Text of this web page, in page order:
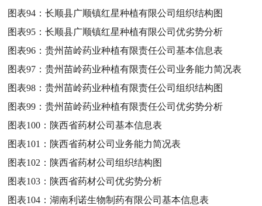
图表94：长顺县广顺镇红星种植有限公司组织结构图
图表95：长顺县广顺镇红星种植有限公司优劣势分析
图表96：贵州苗岭药业种植有限责任公司基本信息表
图表97：贵州苗岭药业种植有限责任公司业务能力简况表
图表98：贵州苗岭药业种植有限责任公司组织结构图
图表99：贵州苗岭药业种植有限责任公司优劣势分析
图表100： 陕西省药材公司基本信息表
图表101： 陕西省药材公司业务能力简况表
图表102： 陕西省药材公司组织结构图
图表103： 陕西省药材公司优劣势分析
图表104：湖南利诺生物制药有限公司基本信息表